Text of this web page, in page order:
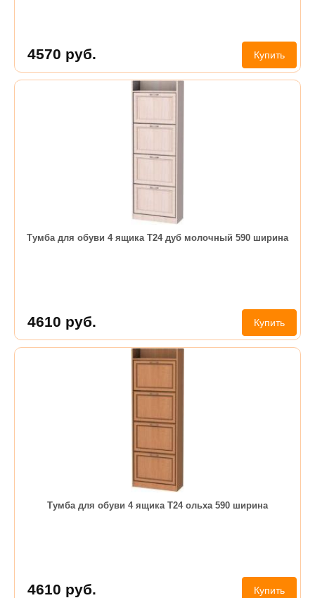
4570 руб. Купить
Тумба для обуви 4 ящика Т24 дуб молочный 590 ширина
4610 руб. Купить
Тумба для обуви 4 ящика Т24 ольха 590 ширина
4610 руб. Купить